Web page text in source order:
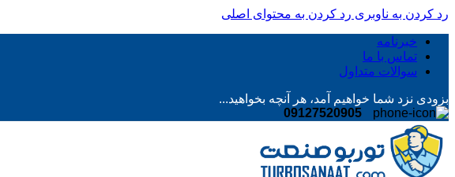
رد کردن به ناوبری رد کردن به محتوای اصلی
خبرنامه
تماس با ما
سوالات متداول
بزودی نزد شما خواهیم آمد، هر آنچه بخواهید...
09127520905